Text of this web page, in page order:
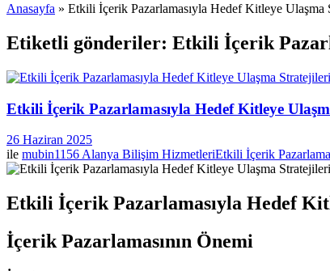
Anasayfa » Etkili İçerik Pazarlamasıyla Hedef Kitleye Ulaşma
Etiketli gönderiler: Etkili İçerik
Etkili İçerik Pazarlamasıyla Hedef Kitleye
26 Haziran 2025
ile mubin1156 Alanya Bilişim HizmetleriEtkili İçerik
Etkili İçerik Pazarlamasıyla Hedef
İçerik Pazarlamasının Önemi